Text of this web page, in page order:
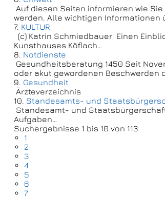
Auf diesen Seiten informieren wie
werden. Alle wichtigen Informationen
7. KULTUR
(c) Katrin Schmiedbauer Einen
Kunsthauses Köflach…
8. Notdienste
Gesundheitsberatung 1450 Seit
oder akut gewordenen Beschwerden
9. Gesundheit
Ärzteverzeichnis
10. Standesamts- und
Standesamt- und
Aufgaben…
Suchergebnisse 1 bis 10 von 113
1
2
3
4
5
6
7